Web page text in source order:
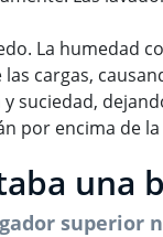
La humedad
cargas,
suciedad,
por encima de
una
superior